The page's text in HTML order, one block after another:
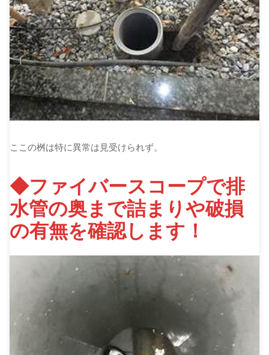
ここの桝は特に異常は見受けられず。
◆ファイバースコープで排
水管の奥まで詰まりや破損
の有無を確認します！